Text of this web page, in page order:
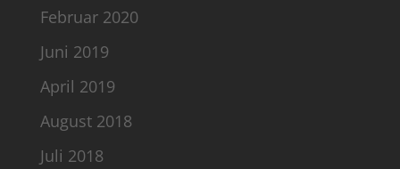
Februar 2020
Juni 2019
April 2019
August 2018
Juli 2018